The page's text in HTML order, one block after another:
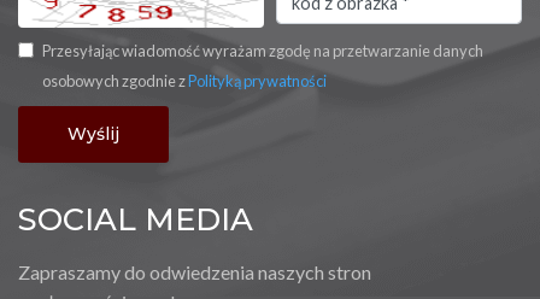
Przesyłając wiadomość wyrażam zgodę na przetwarzanie danych
osobowych zgodnie zPolityką prywatności
SOCIAL MEDIA
Zapraszamy do odwiedzenia naszych stron